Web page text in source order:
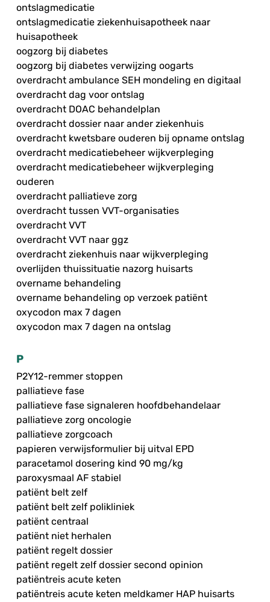
ontslagmedicatie
ontslagmedicatie ziekenhuisapotheek naar
huisapotheek
oogzorg bij diabetes
oogzorg bij diabetes verwijzing oogarts
overdracht ambulance SEH mondeling en digitaal
overdracht dag voor ontslag
overdracht DOAC behandelplan
overdracht dossier naar ander ziekenhuis
overdracht kwetsbare ouderen bij opname ontslag
overdracht medicatiebeheer wijkverpleging
overdracht medicatiebeheer wijkverpleging
ouderen
overdracht palliatieve zorg
overdracht tussen VVT-organisaties
overdracht VVT
overdracht VVT naar ggz
overdracht ziekenhuis naar wijkverpleging
overlijden thuissituatie nazorg huisarts
overname behandeling
overname behandeling op verzoek patiënt
oxycodon max 7 dagen
oxycodon max 7 dagen na ontslag
P
P2Y12-remmer stoppen
palliatieve fase
palliatieve fase signaleren hoofdbehandelaar
palliatieve zorg oncologie
palliatieve zorgcoach
papieren verwijsformulier bij uitval EPD
paracetamol dosering kind 90 mg/kg
paroxysmaal AF stabiel
patiënt belt zelf
patiënt belt zelf polikliniek
patiënt centraal
patiënt niet herhalen
patiënt regelt dossier
patiënt regelt zelf dossier second opinion
patiëntreis acute keten
patiëntreis acute keten meldkamer HAP huisarts